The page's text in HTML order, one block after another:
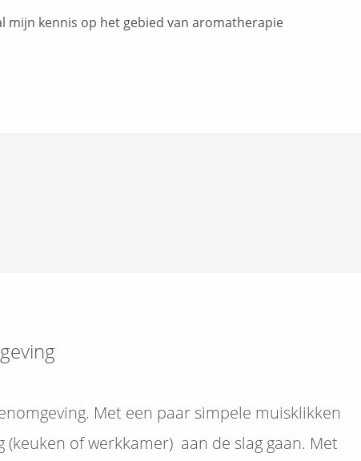
mijn kennis op het gebied van aromatherapie
Met een paar simpele muisklikken
of werkkamer) aan de slag gaan. Met